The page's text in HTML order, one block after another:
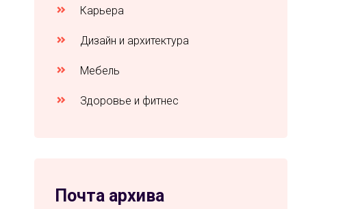
Карьера
Дизайн и архитектура
Мебель
Здоровье и фитнес
Почта архива